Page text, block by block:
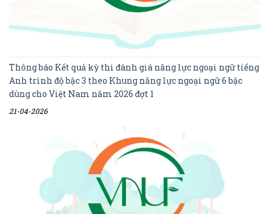
Thông báo Kết quả kỳ thi đánh giá năng lực ngoại ngữ tiếng
Anh trình độ bậc 3 theo Khung năng lực ngoại ngữ 6 bậc
dùng cho Việt Nam năm 2026 đợt 1
21-04-2026